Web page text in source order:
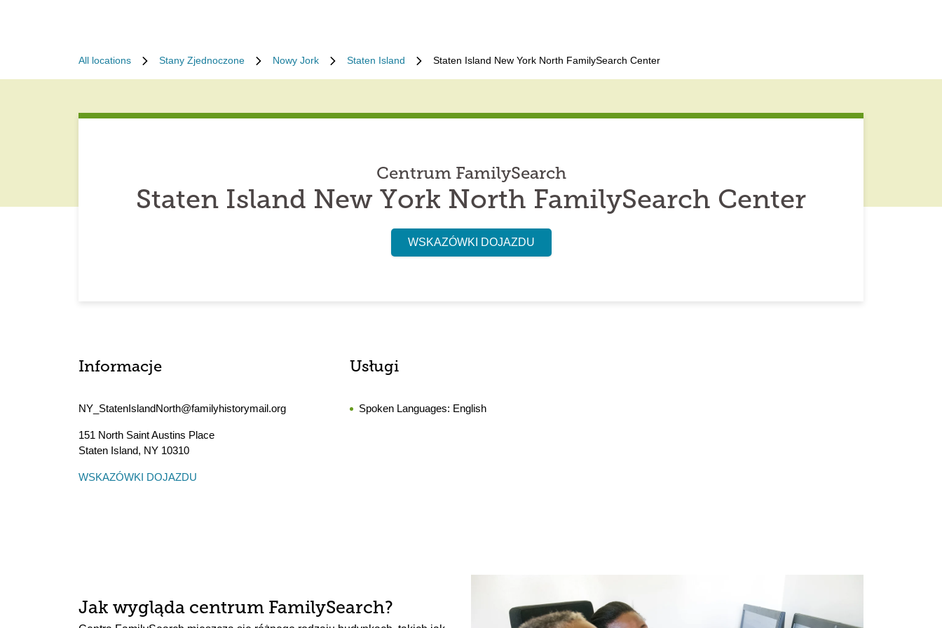
All locations Stany Zjednoczone Nowy Jork Staten Island Staten Island New York North FamilySearch Center
Centrum FamilySearch
Staten Island New York North FamilySearch Center
WSKAZÓWKI DOJAZDU
Informacje
NY_StatenIslandNorth@familyhistorymail.org
151 North Saint Austins Place
Staten Island, NY 10310
WSKAZÓWKI DOJAZDU
Usługi
Spoken Languages: English
Jak wygląda centrum FamilySearch?